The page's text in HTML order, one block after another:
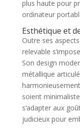
plus haute pour
ordinateur
Esthétique et
Outre ses
relevable
Son design
métallique
soient
s’adapter aux
judicieux pour